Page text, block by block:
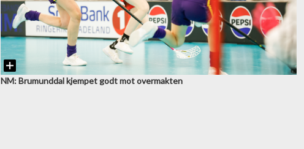
NM: Brumunddal kjempet godt mot overmakten